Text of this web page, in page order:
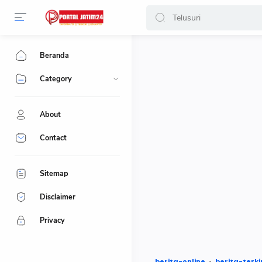
Beranda
Category
About
Contact
Sitemap
Disclaimer
Privacy